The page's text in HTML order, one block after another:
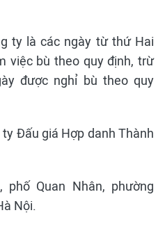
ty là các ngày từ thứ Hai
việc bù theo quy định, trừ
được nghỉ bù theo quy
Đấu giá Hợp danh Thành
Quan Nhân, phường
Nội.